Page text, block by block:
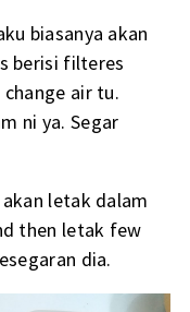
biasanya akan
berisi filteres
air tu.
ni ya. Segar
letak dalam
then letak few
dia.